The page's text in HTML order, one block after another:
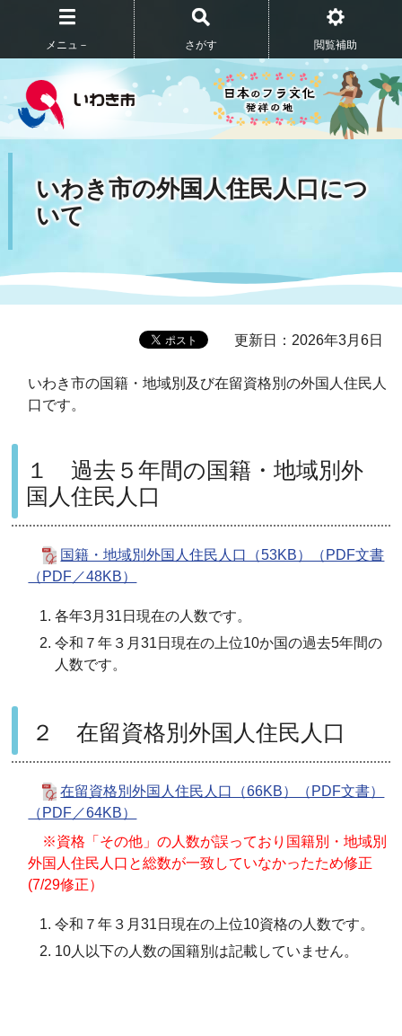
メニュ－ さがす 閲覧補助
いわき市の外国人住民人口につ
いて
更新日：2026年3月6日
いわき市の国籍・地域別及び在留資格別の外国人住民人
口です。
１ 過去５年間の国籍・地域別外
国人住民人口
国籍・地域別外国人住民人口（53KB）（PDF文書
（PDF／48KB）
各年3月31日現在の人数です。
令和７年３月31日現在の上位10か国の過去5年間の
人数です。
２ 在留資格別外国人住民人口
在留資格別外国人住民人口（66KB）（PDF文書）
（PDF／64KB）
※資格「その他」の人数が誤っており国籍別・地域別
外国人住民人口と総数が一致していなかったため修正
(7/29修正）
令和７年３月31日現在の上位10資格の人数です。
10人以下の人数の国籍別は記載していません。